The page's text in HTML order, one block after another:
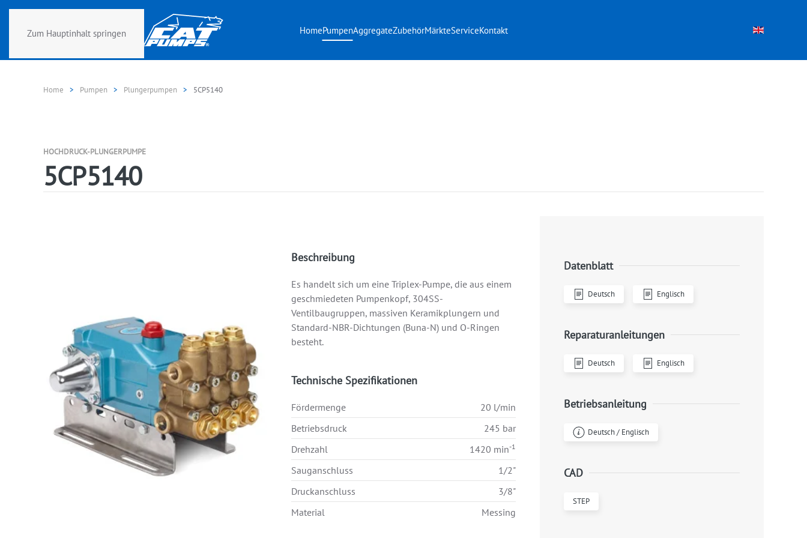
Zum Hauptinhalt springen HomePumpenAggregateZubehörMärkteServiceKontakt
Home Pumpen Plungerpumpen 5CP5140
HOCHDRUCK-PLUNGERPUMPE
5CP5140
Beschreibung
Es handelt sich um eine Triplex-Pumpe, die aus einem
geschmiedeten Pumpenkopf, 304SS-
Ventilbaugruppen, massiven Keramikplungern und
Standard-NBR-Dichtungen (Buna-N) und O-Ringen
besteht.
Technische Spezifikationen
Fördermenge
20 l/min
Betriebsdruck
245 bar
Drehzahl
1420 min-1
Sauganschluss
1/2"
Druckanschluss
3/8"
Material
Messing
Datenblatt
Deutsch Englisch
Reparaturanleitungen
Deutsch Englisch
Betriebsanleitung
Deutsch / Englisch
CAD
STEP